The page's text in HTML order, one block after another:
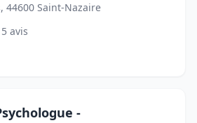
44600 Saint-Nazaire
avis
-